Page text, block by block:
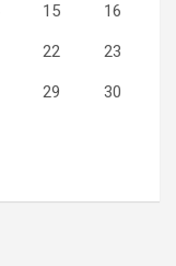
15 16
22 23
29 30